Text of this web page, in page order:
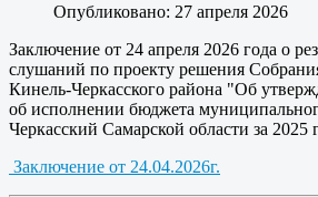
Опубликовано: 27 апреля 2026
Заключение от 24 апреля 2026 года о
слушаний по проекту решения
Кинель-Черкасского района "Об
об исполнении бюджета
Черкасский Самарской области за 2025
Заключение от 24.04.2026г.